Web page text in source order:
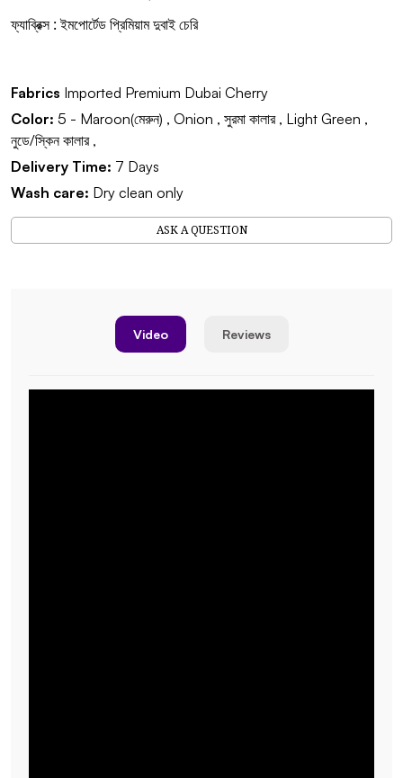
ফ্যাব্রিক্স : ইমপোর্টেড প্রিমিয়াম দুবাই চেরি
Fabrics Imported Premium Dubai Cherry
Color: 5 - Maroon(মেরুন) , Onion , সুরমা কালার , Light Green ,
নুডে/স্কিন কালার ,
Delivery Time: 7 Days
Wash care: Dry clean only
ASK A QUESTION
Video Reviews